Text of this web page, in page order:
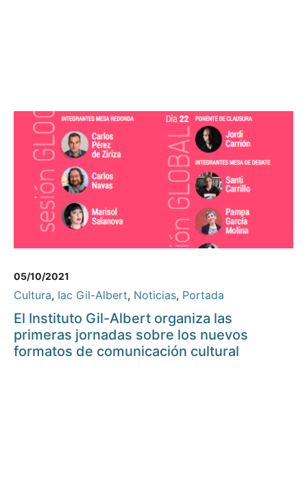
05/10/2021
Cultura, Iac Gil-Albert, Noticias, Portada
El Instituto Gil-Albert organiza las
primeras jornadas sobre los nuevos
formatos de comunicación cultural